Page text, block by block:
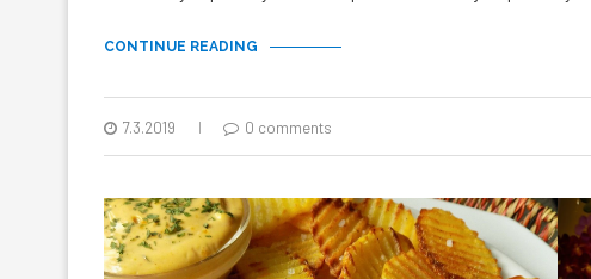
CONTINUE READING
7.3.2019 0 comments